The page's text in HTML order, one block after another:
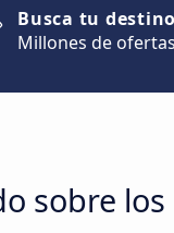
Busca tu destino
Millones de
sobre